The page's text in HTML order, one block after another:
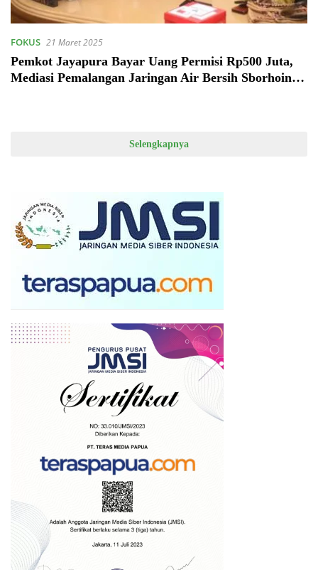
FOKUS 21 Maret 2025
Pemkot Jayapura Bayar Uang Permisi Rp500 Juta,
Mediasi Pemalangan Jaringan Air Bersih Sborhoinyi
Selengkapnya